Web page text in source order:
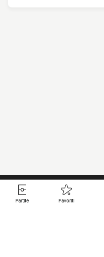
Partite Favoriti